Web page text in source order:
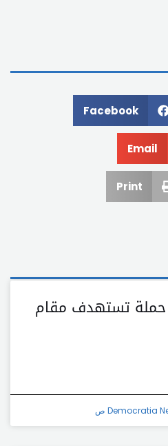
Facebook
Email
Print
حملة تستهدف مقام
Democratia